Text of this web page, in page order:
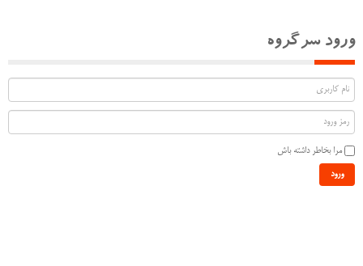
ورود سرگروه
مرا بخاطر داشته باش
ورود